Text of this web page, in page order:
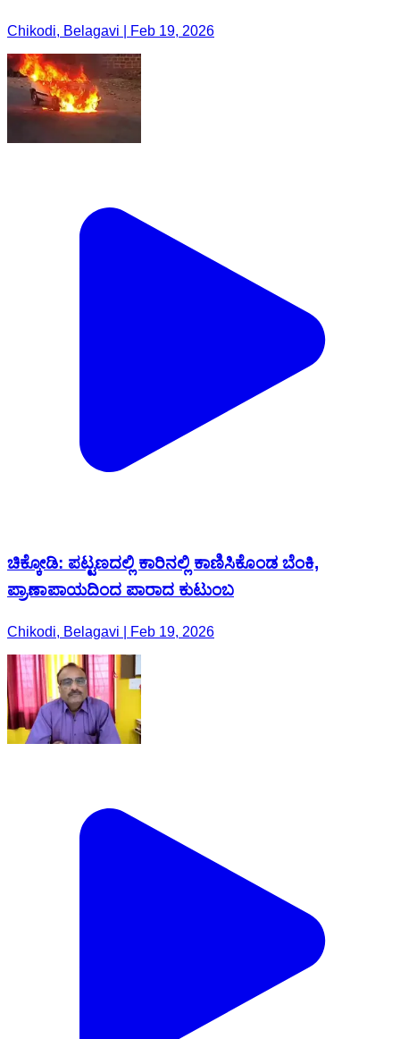
Chikodi, Belagavi | Feb 19, 2026
ಚಿಕ್ಕೋಡಿ: ಪಟ್ಟಣದಲ್ಲಿ ಕಾರಿನಲ್ಲಿ ಕಾಣಿಸಿಕೊಂಡ ಬೆಂಕಿ,
ಪ್ರಾಣಾಪಾಯದಿಂದ ಪಾರಾದ ಕುಟುಂಬ
Chikodi, Belagavi | Feb 19, 2026